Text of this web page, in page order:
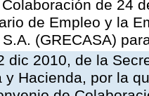
de 24
de Empleo y la
(GRECASA)
dic 2010, de la
y Hacienda, por la